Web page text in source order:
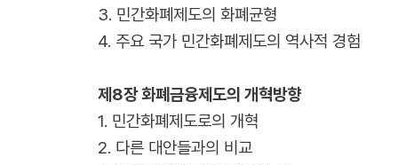
3. 민간화폐제도의 화폐균형
4. 주요 국가 민간화폐제도의 역사적 경험
제8장 화폐금융제도의 개혁방향
1. 민간화폐제도로의 개혁
2. 다른 대안들과의 비교